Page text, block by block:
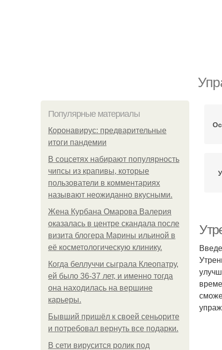
Популярные материалы
Коронавирус: предварительные
итоги пандемии
В соцсетях набирают популярность
чипсы из крапивы, которые
пользователи в комментариях
называют неожиданно вкусными.
Жена Курбана Омарова Валерия
оказалась в центре скандала после
визита блогера Марины ильиной в
её косметологическую клинику.
Когда беллуччи сыграла Клеопатру,
ей было 36-37 лет, и именно тогда
она находилась на вершине
карьеры.
Бывший пришёл к своей сеньорите
и потребовал вернуть все подарки.
В сети вирусится ролик под